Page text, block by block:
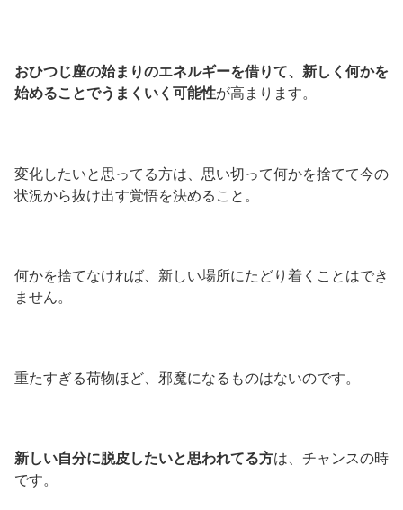
おひつじ座の始まりのエネルギーを借りて、新しく何かを
始めることでうまくいく可能性が高まります。
変化したいと思ってる方は、思い切って何かを捨てて今の
状況から抜け出す覚悟を決めること。
何かを捨てなければ、新しい場所にたどり着くことはでき
ません。
重たすぎる荷物ほど、邪魔になるものはないのです。
新しい自分に脱皮したいと思われてる方は、チャンスの時
です。